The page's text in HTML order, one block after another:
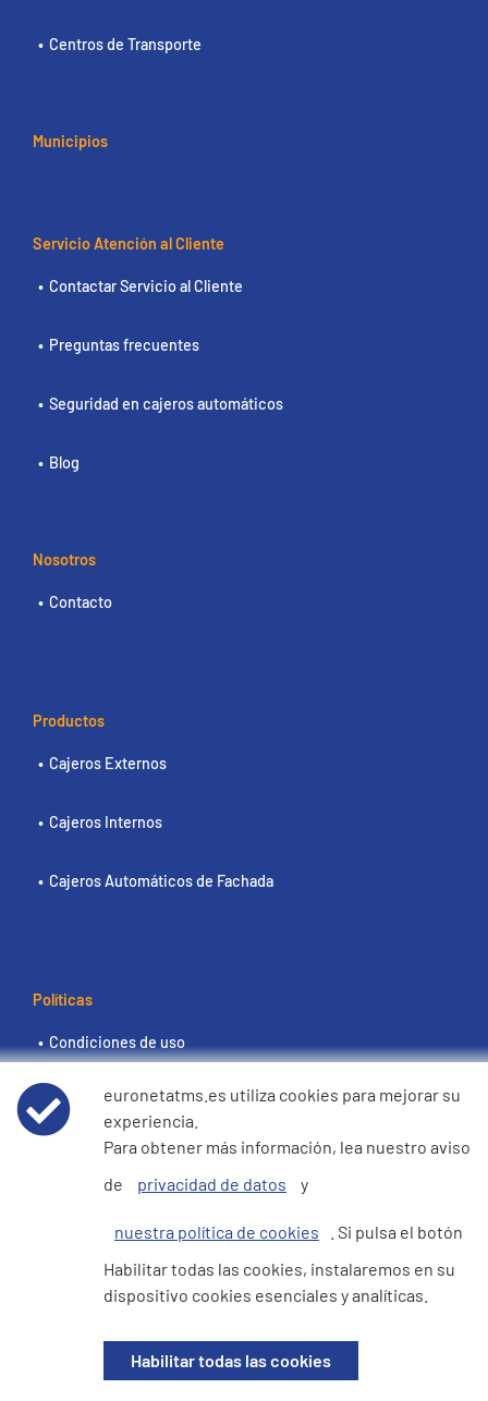
Centros de Transporte
Municipios
Servicio Atención al Cliente
Contactar Servicio al Cliente
Preguntas frecuentes
Seguridad en cajeros automáticos
Blog
Nosotros
Contacto
Productos
Cajeros Externos
Cajeros Internos
Cajeros Automáticos de Fachada
Políticas
Condiciones de uso
Aviso de privacidad de datos
Política de cookies
trata de seres humanos
Sitio del inversor
euronetatms.es utiliza cookies para mejorar su
experiencia.
Para obtener más información, lea nuestro aviso
de
privacidad de datos y
nuestra política de cookies
. Si pulsa el botón
Habilitar todas las cookies, instalaremos en su
dispositivo cookies esenciales y analíticas.
Habilitar todas las cookies